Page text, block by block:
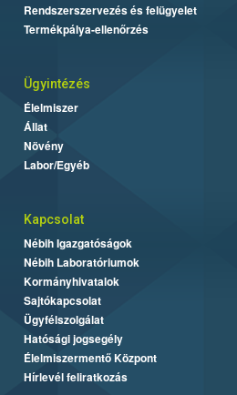
Rendszerszervezés és felügyelet
Termékpálya-ellenőrzés
Ügyintézés
Élelmiszer
Állat
Növény
Labor/Egyéb
Kapcsolat
Nébih Igazgatóságok
Nébih Laboratóriumok
Kormányhivatalok
Sajtókapcsolat
Ügyfélszolgálat
Hatósági jogsegély
Élelmiszermentő Központ
Hírlevél feliratkozás